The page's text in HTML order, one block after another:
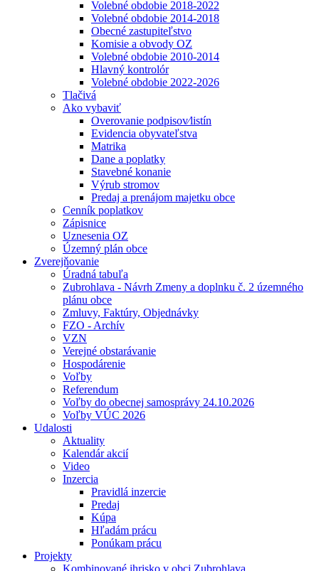
Volebné obdobie 2018-2022
Volebné obdobie 2014-2018
Obecné zastupiteľstvo
Komisie a obvody OZ
Volebné obdobie 2010-2014
Hlavný kontrolór
Volebné obdobie 2022-2026
Tlačivá
Ako vybaviť
Overovanie podpisov⁄listín
Evidencia obyvateľstva
Matrika
Dane a poplatky
Stavebné konanie
Výrub stromov
Predaj a prenájom majetku obce
Cenník poplatkov
Zápisnice
Uznesenia OZ
Územný plán obce
Zverejňovanie
Úradná tabuľa
Zubrohlava - Návrh Zmeny a doplnku č. 2 územného
plánu obce
Zmluvy, Faktúry, Objednávky
FZO - Archív
VZN
Verejné obstarávanie
Hospodárenie
Voľby
Referendum
Voľby do obecnej samosprávy 24.10.2026
Voľby VÚC 2026
Udalosti
Aktuality
Kalendár akcií
Video
Inzercia
Pravidlá inzercie
Predaj
Kúpa
Hľadám prácu
Ponúkam prácu
Projekty
Kombinované ihrisko v obci Zubrohlava